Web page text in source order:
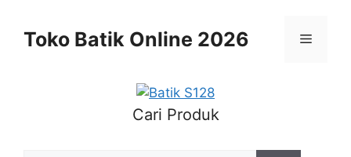
contentToko Batik Online 2026 Menu
Cari Produk